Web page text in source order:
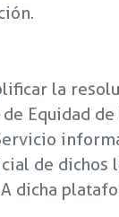
la
Equidad
de dichos
dicha